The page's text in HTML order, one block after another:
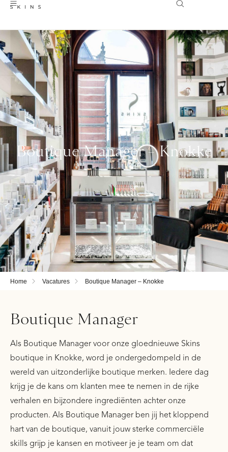
Boutique Manager – Knokke
Home Vacatures Boutique Manager – Knokke
Boutique Manager
Als Boutique Manager voor onze gloednieuwe Skins
boutique in Knokke, word je ondergedompeld in de
wereld van uitzonderlijke boutique merken. Iedere dag
krijg je de kans om klanten mee te nemen in de rijke
verhalen en bijzondere ingrediënten achter onze
producten. Als Boutique Manager ben jij het kloppend
hart van de boutique, vanuit jouw sterke commerciële
skills grijp je kansen en motiveer je je team om dat